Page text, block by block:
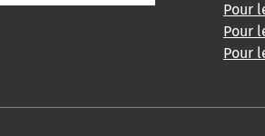
Pour
Pour
Pour